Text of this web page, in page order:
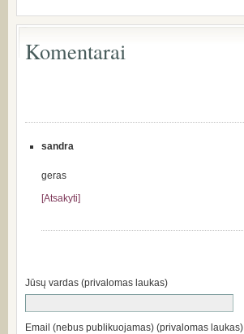
Komentarai
sandra
geras
[Atsakyti]
Jūsų vardas (privalomas laukas)
Email (nebus publikuojamas) (privalomas laukas)